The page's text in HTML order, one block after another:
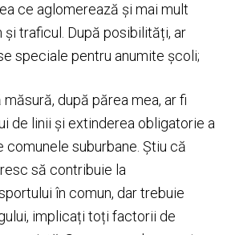
ce aglomerează și mai mult
traficul. După posibilități, ar
speciale pentru anumite școli;
după părea mea, ar fi
de linii și extinderea obligatorie a
suburbane. Știu că
să contribuie la
în comun, dar trebuie
implicați toți factorii de